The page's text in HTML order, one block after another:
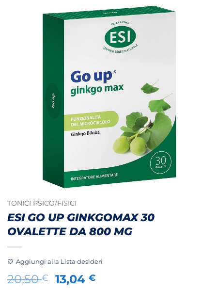
TONICI PSICO/FISICI
ESI GO UP GINKGOMAX 30
OVALETTE DA 800 MG
Aggiungi alla Lista desideri
20,50€
Il
13,04€